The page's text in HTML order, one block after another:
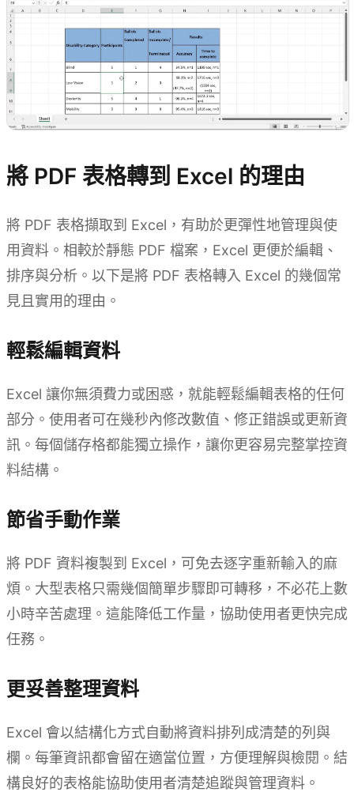
將 PDF 表格轉到 Excel 的理由
將 PDF 表格擷取到 Excel，有助於更彈性地管理與使
用資料。相較於靜態 PDF 檔案，Excel 更便於編輯、
排序與分析。以下是將 PDF 表格轉入 Excel 的幾個常
見且實用的理由。
輕鬆編輯資料
Excel 讓你無須費力或困惑，就能輕鬆編輯表格的任何
部分。使用者可在幾秒內修改數值、修正錯誤或更新資
訊。每個儲存格都能獨立操作，讓你更容易完整掌控資
料結構。
節省手動作業
將 PDF 資料複製到 Excel，可免去逐字重新輸入的麻
煩。大型表格只需幾個簡單步驟即可轉移，不必花上數
小時辛苦處理。這能降低工作量，協助使用者更快完成
任務。
更妥善整理資料
Excel 會以結構化方式自動將資料排列成清楚的列與
欄。每筆資訊都會留在適當位置，方便理解與檢閱。結
構良好的表格能協助使用者清楚追蹤與管理資料。